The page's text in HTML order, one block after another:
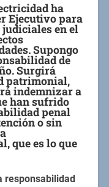
ha
Ejecutivo para
en el
Supongo
de
Surgirá
patrimonial,
indemnizar a
han sufrido
penal
o sin
que es lo que
responsabilidad